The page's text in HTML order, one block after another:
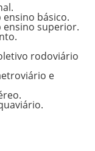
básico.
ensino superior.
rodoviário
e